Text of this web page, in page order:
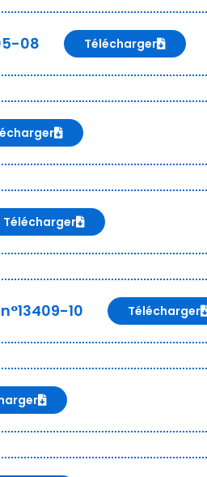
08 Télécharger
Télécharger
10 Télécharger